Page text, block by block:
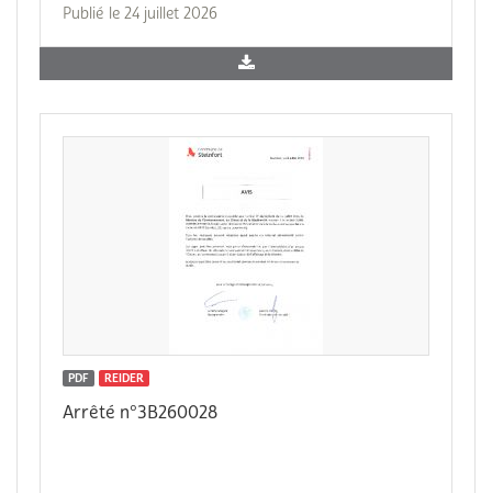
Publié le 24 juillet 2026
PDF REIDER
Arrêté n°3B260028